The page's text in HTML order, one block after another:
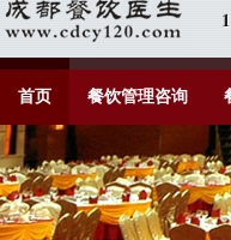
首页 餐饮管理咨询